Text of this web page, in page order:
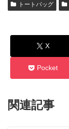
トートバッグ
X
Pocket
関連記事